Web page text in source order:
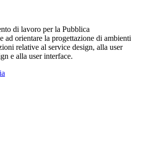
di lavoro per la Pubblica
ad orientare la progettazione di ambienti
relative al service design, alla user
e alla user interface.